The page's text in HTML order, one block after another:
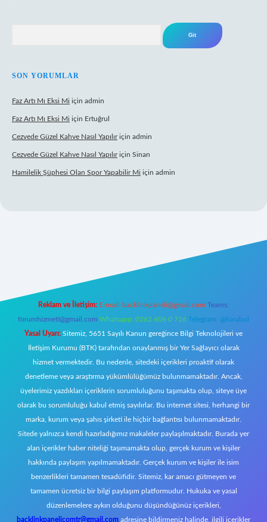
SON YORUMLAR
Faz Artı Mı Eksi Mi için admin
Faz Artı Mı Eksi Mi için Ertuğrul
Cezvede Güzel Kahve Nasıl Yapılıriçin admin
Cezvede Güzel Kahve Nasıl Yapılıriçin Sinan
Hamilelik Şüphesi Olan Spor Yapabilir Mi için admin
Reklam ve İletişim: E-mail: backlinkpaneli@gmail.com Teams:
forumhizmeti@gmail.com Whatsapp: 0262 606 0 726 Telegram: @karabul
Yasal Uyarı: Sitemiz, 5651 Sayılı Kanun gereğince Bilgi Teknolojileri ve
İletişim Kurumu (BTK) tarafından onaylanmış bir Yer Sağlayıcı olarak
hizmet vermektedir. Bu nedenle, sitedeki içerikleri proaktif olarak
denetleme veya araştırma yükümlülüğümüz bulunmamaktadır. Ancak,
üyelerimiz yazdıkları içeriklerin sorumluluğunu taşımakta olup, siteye üye
olarak bu sorumluluğu kabul etmiş sayılırlar. Bu internet sitesi, herhangi bir
marka, kurum veya şahıs şirketi ile hiçbir bağlantısı bulunmamaktadır.
Sitede yalnızca kendi hazırladığımız makaleler paylaşılmaktadır. Burada yer
alan içerikler haber niteliği taşımamakta olup, gerçek kurum ve kişiler
hakkında paylaşım yapılmamaktadır. Gerçek kurum ve kişiler ile isim
benzerlikleri tamamen tesadüfidir. Sitemiz, kar amacı gütmeyen ve
tamamen ücretsiz bir bilgi paylaşım platformudur. Hukuka ve yasal
düzenlemelere aykırı olduğunu düşündüğünüz içerikleri,
backlinkpanelicomtr@gmail.com adresine bildirmeniz halinde, ilgili içerikler